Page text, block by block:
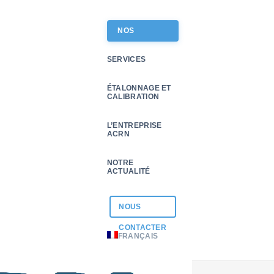
NOS
SERVICES
ÉTALONNAGE ET
CALIBRATION
L’ENTREPRISE
ACRN
NOTRE
ACTUALITÉ
NOUS
CONTACTER
FRANÇAIS